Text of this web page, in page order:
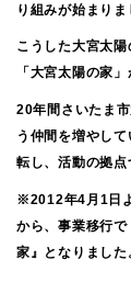
り組みが始まりま
こうした大宮太
「大宮太陽の家
20年間さいたま
う仲間を増やし
転し、活動の拠点
※2012年4月1日
から、事業移行
家』となりました